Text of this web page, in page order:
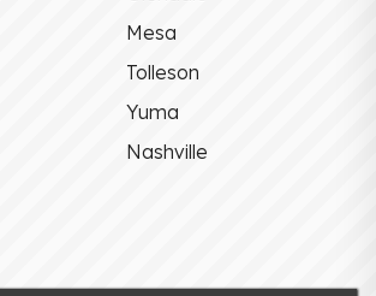
Mesa
Tolleson
Yuma
Nashville